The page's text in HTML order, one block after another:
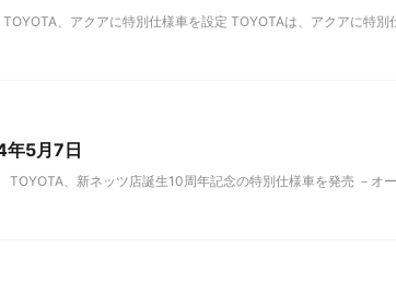
、アクアに特別仕様車を設定 TOYOTAは、アクアに特別
年5月7日
、新ネッツ店誕生10周年記念の特別仕様車を発売 －オー